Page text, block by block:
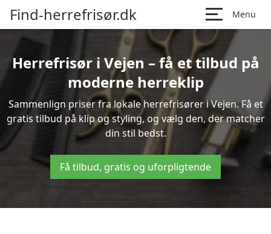
Find-herrefrisør.dk Menu
Herrefrisør i Vejen – få et tilbud på
moderne herreklip
Sammenlign priser fra lokale herrefrisører i Vejen. Få et
gratis tilbud på klip og styling, og vælg den, der matcher
din stil bedst.
Få tilbud, gratis og uforpligtende